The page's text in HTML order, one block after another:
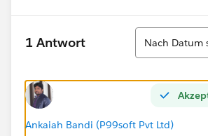
1 Antwort
Sortieren
Nach Datum
Ankaiah Bandi (P99soft Pvt Ltd)